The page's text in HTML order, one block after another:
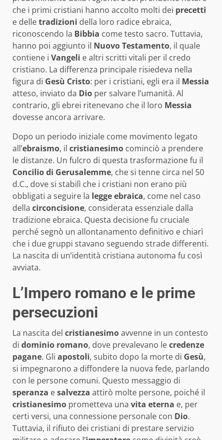
che i primi cristiani hanno accolto molti dei precetti
e delletradizioni della loro radice ebraica,
riconoscendo la Bibbia come testo sacro. Tuttavia,
hanno poi aggiunto il Nuovo Testamento, il quale
contiene i Vangeli e altri scritti vitali per il credo
cristiano. La differenza principale risiedeva nella
figura di Gesù Cristo: per i cristiani, egli era il Messia
atteso, inviato da Dio per salvare l’umanità. Al
contrario, gli ebrei ritenevano che il loro Messia
dovesse ancora arrivare.
Dopo un periodo iniziale come movimento legato
all’ebraismo, il cristianesimo cominciò a prendere
le distanze. Un fulcro di questa trasformazione fu il
Concilio di Gerusalemme, che si tenne circa nel 50
d.C., dove si stabilì che i cristiani non erano più
obbligati a seguire la legge ebraica, come nel caso
della circoncisione, considerata essenziale dalla
tradizione ebraica. Questa decisione fu cruciale
perché segnò un allontanamento definitivo e chiarì
che i due gruppi stavano seguendo strade differenti.
La nascita di un’identità cristiana autonoma fu così
avviata.
L’Impero romano e le prime
persecuzioni
La nascita del cristianesimoavvenne in un contesto
di dominio romano, dove prevalevano lecredenze
pagane. Gli apostoli, subito dopo la morte di Gesù,
si impegnarono a diffondere la nuova fede, parlando
con le persone comuni. Questo messaggio di
speranza esalvezza attirò molte persone, poiché il
cristianesimo prometteva una vita eterna e, per
certi versi, una connessione personale con Dio.
Tuttavia, il rifiuto dei cristiani di prestare servizio